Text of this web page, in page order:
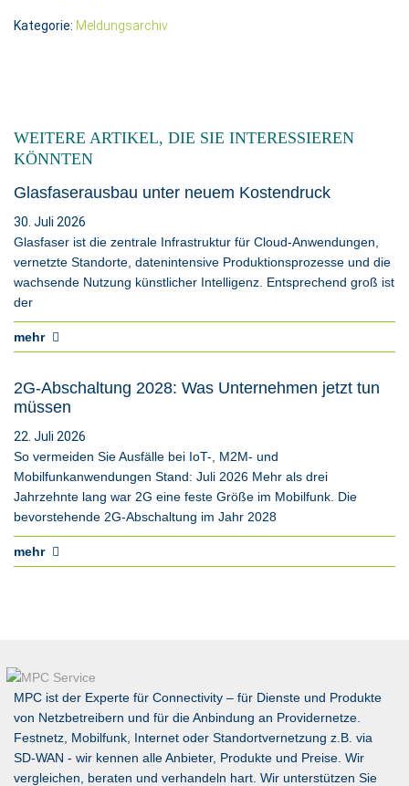
Kategorie: Meldungsarchiv
WEITERE ARTIKEL, DIE SIE INTERESSIEREN
KÖNNTEN
Glasfaserausbau unter neuem Kostendruck
30. Juli 2026
Glasfaser ist die zentrale Infrastruktur für Cloud-Anwendungen,
vernetzte Standorte, datenintensive Produktionsprozesse und die
wachsende Nutzung künstlicher Intelligenz. Entsprechend groß ist
der
mehr
2G-Abschaltung 2028: Was Unternehmen jetzt tun
müssen
22. Juli 2026
So vermeiden Sie Ausfälle bei IoT-, M2M- und
Mobilfunkanwendungen Stand: Juli 2026 Mehr als drei
Jahrzehnte lang war 2G eine feste Größe im Mobilfunk. Die
bevorstehende 2G-Abschaltung im Jahr 2028
mehr
MPC ist der Experte für Connectivity – für Dienste und Produkte
von Netzbetreibern und für die Anbindung an Providernetze.
Festnetz, Mobilfunk, Internet oder Standortvernetzung z.B. via
SD-WAN - wir kennen alle Anbieter, Produkte und Preise. Wir
vergleichen, beraten und verhandeln hart. Wir unterstützen Sie